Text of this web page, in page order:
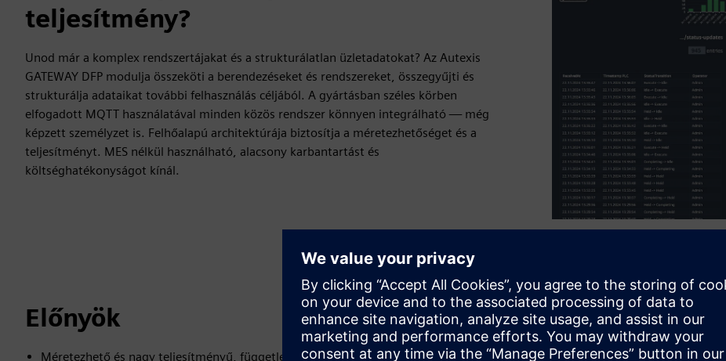
teljesítmény?
Unod már a komplex rendszertájakat és a strukturálatlan üzletadatokat? Az Autexis
GATEWAY DFP modulja összeköti a berendezéseket és rendszereket, összegyűjti és
strukturálja adataikat további felhasználás céljából. A gyártásban széles körben
elfogadott MQTT használatával minden közös rendszer könnyen integrálható — még
képzett személyzet is. Felhőalapú architektúrája biztosítja a méretezhetőséget és a
teljesítményt. MES nélkül használható, alacsony karbantartást és
költséghatékonyságot kínál.
Előnyök
Méretezhető és nagy teljesítményű, függetlenül a csatlakoztatott rendszerek számától